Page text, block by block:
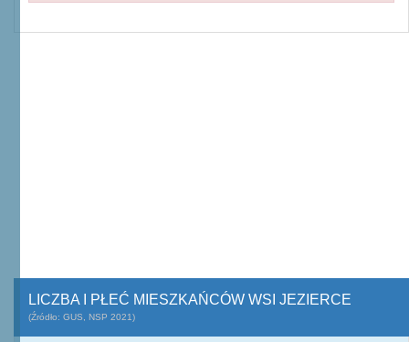
LICZBA I PŁEĆ MIESZKAŃCÓW WSI JEZIERCE
(Źródło: GUS, NSP 2021)